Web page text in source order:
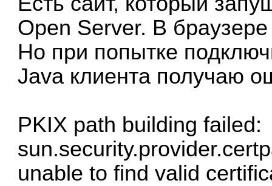
Open Server. В браузере
Но при попытке
Java клиента получаю
PKIX path building failed:
unable to find valid